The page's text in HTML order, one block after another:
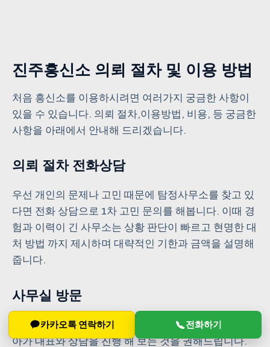
진주흥신소 의뢰 절차 및 이용 방법
처음 흥신소를 이용하시려면 여러가지 궁금한 사항이
있을 수 있습니다. 의뢰 절차,이용방법, 비용, 등 궁금한
사항을 아래에서 안내해 드리겠습니다.
의뢰 절차 전화상담
우선 개인의 문제나 고민 때문에 탐정사무소를 찾고 있
다면 전화 상담으로 1차 고민 문의를 해봅니다. 이때 경
험과 이력이 긴 사무소는 상황 판단이 빠르고 현명한 대
처 방법 까지 제시하며 대략적인 기한과 금액을 설명해
줍니다.
사무실 방문
하지만 전화 상담보다 중요한 건 실제 탐정 사무실을 찾
아가 대표와 상담을 진행 해 보는 것을 권해드립니다.
카카오톡 연락하기 전화하기